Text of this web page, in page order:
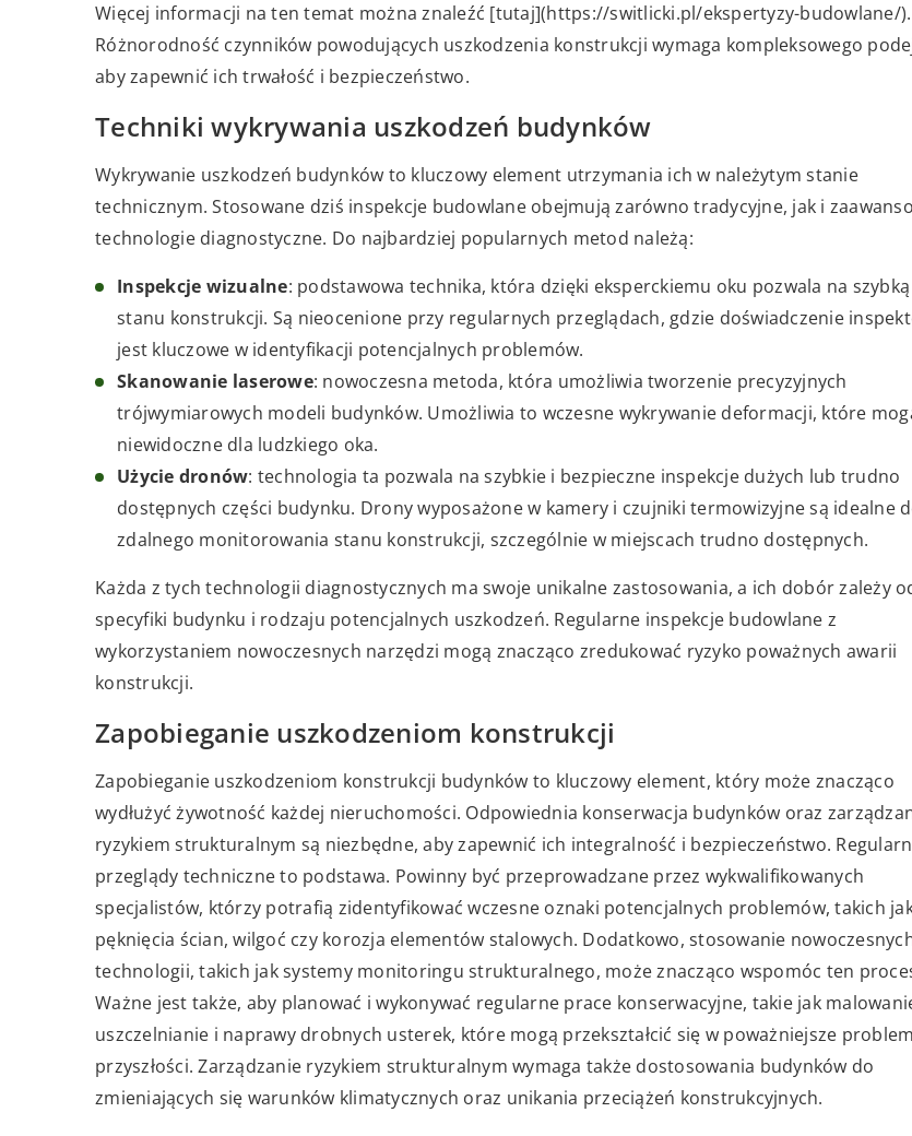
Więcej informacji na ten temat można znaleźć [tutaj](https://switlicki.pl/ekspertyzy-budowlane/).
Różnorodność czynników powodujących uszkodzenia konstrukcji wymaga kompleksowego
aby zapewnić ich trwałość i bezpieczeństwo.
Techniki wykrywania uszkodzeń budynków
Wykrywanie uszkodzeń budynków to kluczowy element utrzymania ich w należytym stanie
technicznym. Stosowane dziś inspekcje budowlane obejmują zarówno tradycyjne, jak i
technologie diagnostyczne. Do najbardziej popularnych metod należą:
Inspekcje wizualne: podstawowa technika, która dzięki eksperckiemu oku pozwala na
stanu konstrukcji. Są nieocenione przy regularnych przeglądach, gdzie doświadczenie
jest kluczowe w identyfikacji potencjalnych problemów.
Skanowanie laserowe: nowoczesna metoda, która umożliwia tworzenie precyzyjnych
trójwymiarowych modeli budynków. Umożliwia to wczesne wykrywanie deformacji, które
niewidoczne dla ludzkiego oka.
Użycie dronów: technologia ta pozwala na szybkie i bezpieczne inspekcje dużych lub trudno
dostępnych części budynku. Drony wyposażone w kamery i czujniki termowizyjne są idealne
zdalnego monitorowania stanu konstrukcji, szczególnie w miejscach trudno dostępnych.
Każda z tych technologii diagnostycznych ma swoje unikalne zastosowania, a ich dobór zależy
specyfiki budynku i rodzaju potencjalnych uszkodzeń. Regularne inspekcje budowlane z
wykorzystaniem nowoczesnych narzędzi mogą znacząco zredukować ryzyko poważnych awarii
konstrukcji.
Zapobieganie uszkodzeniom konstrukcji
Zapobieganie uszkodzeniom konstrukcji budynków to kluczowy element, który może znacząco
wydłużyć żywotność każdej nieruchomości. Odpowiednia konserwacja budynków oraz
ryzykiem strukturalnym są niezbędne, aby zapewnić ich integralność i bezpieczeństwo.
przeglądy techniczne to podstawa. Powinny być przeprowadzane przez wykwalifikowanych
specjalistów, którzy potrafią zidentyfikować wczesne oznaki potencjalnych problemów, takich
pęknięcia ścian, wilgoć czy korozja elementów stalowych. Dodatkowo, stosowanie
technologii, takich jak systemy monitoringu strukturalnego, może znacząco wspomóc ten
Ważne jest także, aby planować i wykonywać regularne prace konserwacyjne, takie jak
uszczelnianie i naprawy drobnych usterek, które mogą przekształcić się w poważniejsze
przyszłości. Zarządzanie ryzykiem strukturalnym wymaga także dostosowania budynków do
zmieniających się warunków klimatycznych oraz unikania przeciążeń konstrukcyjnych.